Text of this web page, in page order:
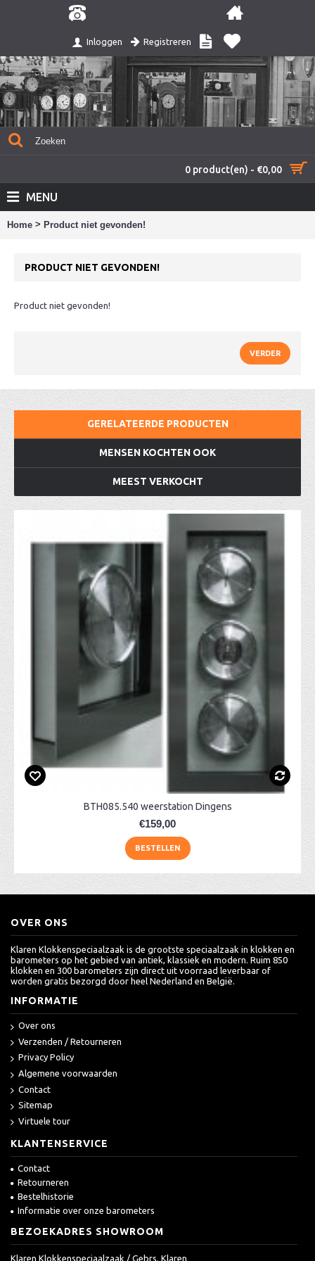
Inloggen Registreren
0 product(en) - €0,00
MENU
Home > Product niet gevonden!
PRODUCT NIET GEVONDEN!
Product niet gevonden!
VERDER
GERELATEERDE PRODUCTEN
MENSEN KOCHTEN OOK
MEEST VERKOCHT
BTH085.540 weerstation Dingens
€159,00
BESTELLEN
OVER ONS
Klaren Klokkenspeciaalzaak is de grootste speciaalzaak in klokken en
barometers op het gebied van antiek, klassiek en modern. Ruim 850
klokken en 300 barometers zijn direct uit voorraad leverbaar of
worden gratis bezorgd door heel Nederland en België.
INFORMATIE
Over ons
Verzenden / Retourneren
Privacy Policy
Algemene voorwaarden
Contact
Sitemap
Virtuele tour
KLANTENSERVICE
Contact
Retourneren
Bestelhistorie
Informatie over onze barometers
BEZOEKADRES SHOWROOM
Klaren Klokkenspeciaalzaak / Gebrs. Klaren